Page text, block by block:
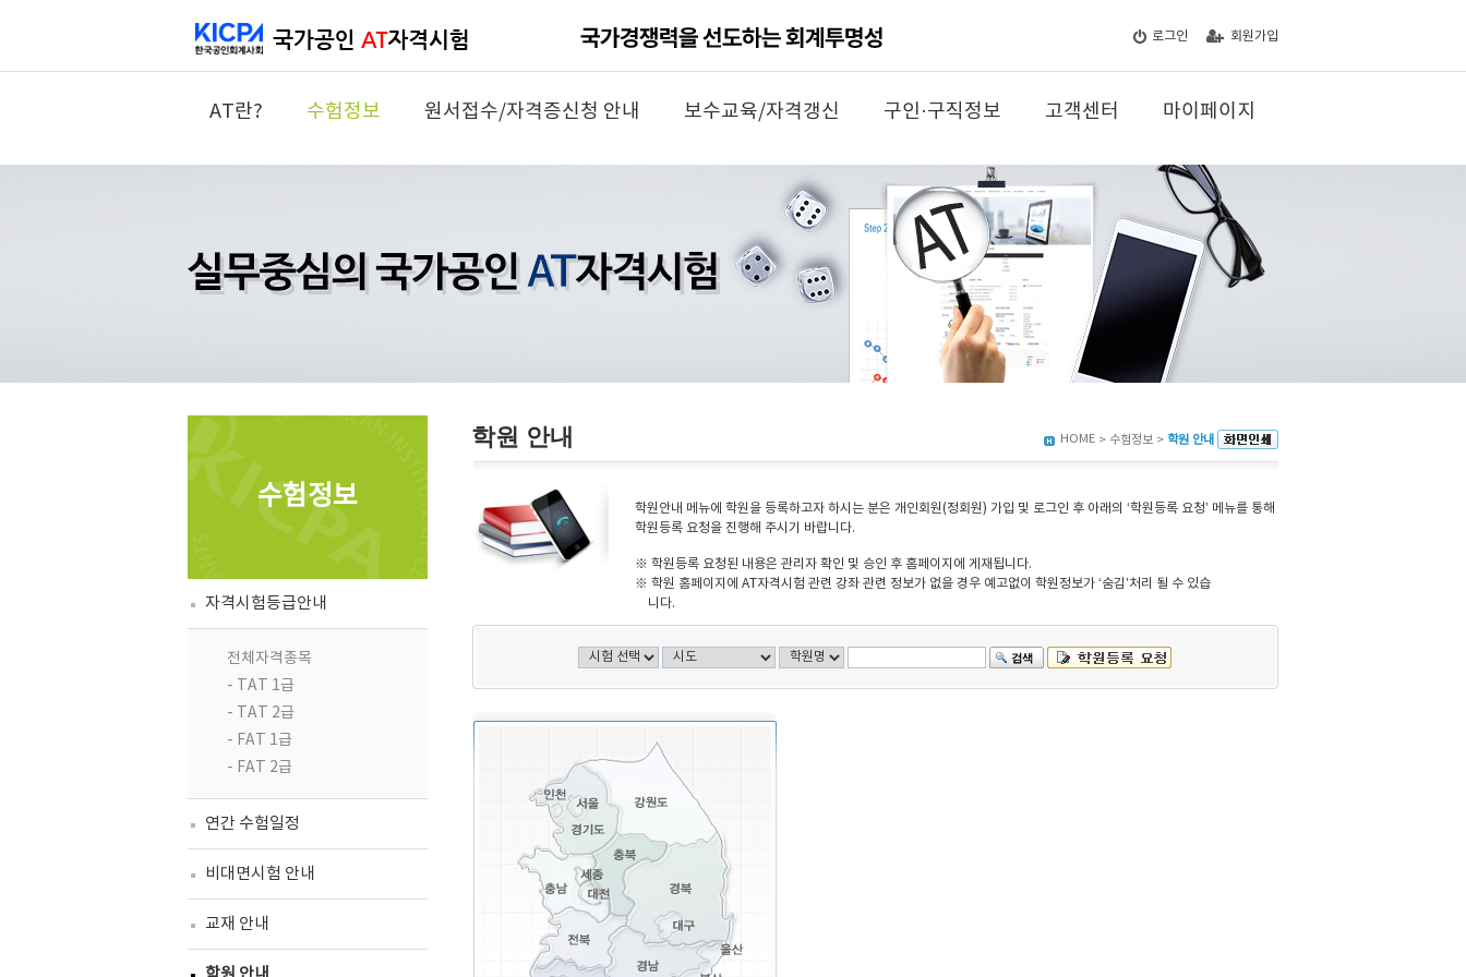
로그인 회원가입
AT란? 수험정보 원서접수/자격증신청 안내 보수교육/자격갱신 구인·구직정보 고객센터 마이페이지
수험정보
자격시험등급안내
전체자격종목
- TAT 1급
- TAT 2급
- FAT 1급
- FAT 2급
연간 수험일정
비대면시험 안내
교재 안내
학원 안내 HOME > 수험정보 > 학원 안내
학원안내 메뉴에 학원을 등록하고자 하시는 분은 개인회원(정회원) 가입 및 로그인 후 아래의 ‘학원등록 요청’ 메뉴를 통해
학원등록 요청을 진행해 주시기 바랍니다.
※ 학원등록 요청된 내용은 관리자 확인 및 승인 후 홈페이지에 게재됩니다.
※ 학원 홈페이지에 AT자격시험 관련 강좌 관련 정보가 없을 경우 예고없이 학원정보가 ‘숨김’처리 될 수 있습
니다.